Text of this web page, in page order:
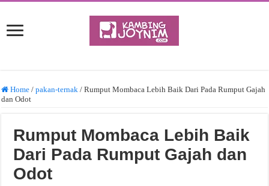
Home / pakan-ternak / Rumput Mombaca Lebih Baik Dari Pada Rumput Gajah
dan Odot
Rumput Mombaca Lebih Baik
Dari Pada Rumput Gajah dan
Odot